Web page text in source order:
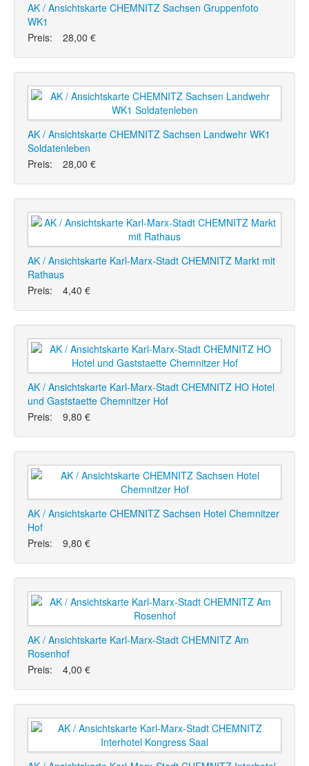
AK / Ansichtskarte CHEMNITZ Sachsen Gruppenfoto
WK1
Preis:
28,00 €
AK / Ansichtskarte CHEMNITZ Sachsen Landwehr WK1
Soldatenleben
Preis:
28,00 €
AK / Ansichtskarte Karl-Marx-Stadt CHEMNITZ Markt mit
Rathaus
Preis:
4,40 €
AK / Ansichtskarte Karl-Marx-Stadt CHEMNITZ HO Hotel
und Gaststaette Chemnitzer Hof
Preis:
9,80 €
AK / Ansichtskarte CHEMNITZ Sachsen Hotel Chemnitzer
Hof
Preis:
9,80 €
AK / Ansichtskarte Karl-Marx-Stadt CHEMNITZ Am
Rosenhof
Preis:
4,00 €